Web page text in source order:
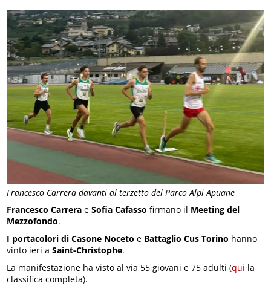
Francesco Carrera davanti al terzetto del Parco Alpi Apuane
Francesco Carrera eSofia Cafasso firmano il Meeting del
Mezzofondo.
I portacolori di Casone Noceto e Battaglio Cus Torino hanno
vinto ieri aSaint-Christophe.
La manifestazione ha visto al via 55 giovani e 75 adulti (qui la
classifica completa).